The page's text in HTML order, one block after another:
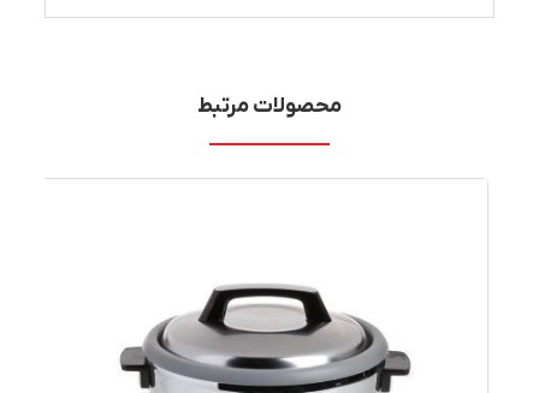
محصولات مرتبط